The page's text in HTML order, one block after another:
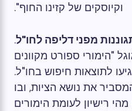
וקיוסקים של קזינו החוף".
מפני דליפה לחו"ל.
"הימורי ספורט מקוונים
לתוצאות חיפוש בחו"ל.
את נושא הציות, ובו
רישיון לעומת הימורים